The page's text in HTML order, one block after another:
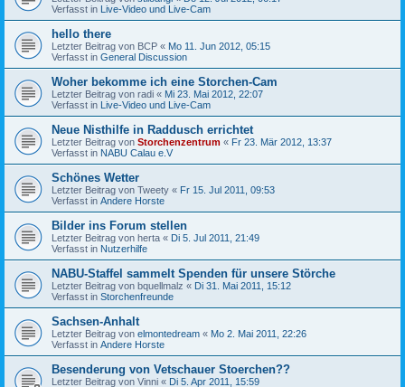
Verfasst in Live-Video und Live-Cam
hello there
Letzter Beitrag von BCP « Mo 11. Jun 2012, 05:15
Verfasst in General Discussion
Woher bekomme ich eine Storchen-Cam
Letzter Beitrag von radi « Mi 23. Mai 2012, 22:07
Verfasst in Live-Video und Live-Cam
Neue Nisthilfe in Raddusch errichtet
Letzter Beitrag von Storchenzentrum « Fr 23. Mär 2012, 13:37
Verfasst in NABU Calau e.V
Schönes Wetter
Letzter Beitrag von Tweety « Fr 15. Jul 2011, 09:53
Verfasst in Andere Horste
Bilder ins Forum stellen
Letzter Beitrag von herta « Di 5. Jul 2011, 21:49
Verfasst in Nutzerhilfe
NABU-Staffel sammelt Spenden für unsere Störche
Letzter Beitrag von bquellmalz « Di 31. Mai 2011, 15:12
Verfasst in Storchenfreunde
Sachsen-Anhalt
Letzter Beitrag von elmontedream « Mo 2. Mai 2011, 22:26
Verfasst in Andere Horste
Besenderung von Vetschauer Stoerchen??
Letzter Beitrag von Vinni « Di 5. Apr 2011, 15:59